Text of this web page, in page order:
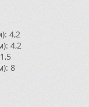
4,2
4,2
8